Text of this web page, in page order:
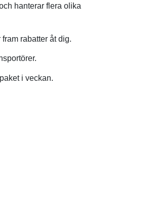
hanterar flera olika
rabatter åt dig.
i veckan.